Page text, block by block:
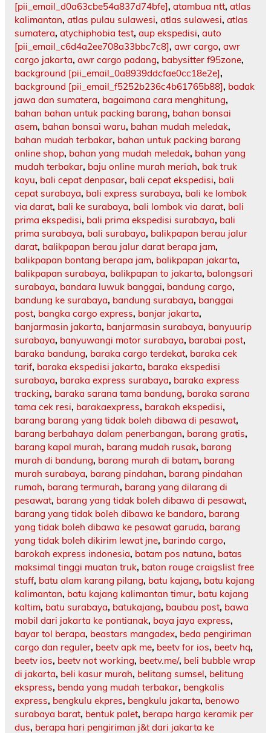
[pii_email_d0a63cbe54a837d74bfe], atambua ntt, atlas
kalimantan, atlas pulau sulawesi, atlas sulawesi, atlas
sumatera, atychiphobia test, aup ekspedisi, auto
[pii_email_c6d4a2ee708a33bbc7c8], awr cargo, awr
cargo jakarta, awr cargo padang, babysitter f95zone,
background [pii_email_0a8939ddcfae0cc18e2e],
background [pii_email_f5252b236c4b61765b88], badak
jawa dan sumatera, bagaimana cara menghitung,
bahan bahan untuk packing barang, bahan bonsai
asem, bahan bonsai waru, bahan mudah meledak,
bahan mudah terbakar, bahan untuk packing barang
online shop, bahan yang mudah meledak, bahan yang
mudah terbakar, baju online murah meriah, bak truk
kayu, bali cepat denpasar, bali cepat ekspedisi, bali
cepat surabaya, bali express surabaya, bali ke lombok
via darat, bali ke surabaya, bali lombok via darat, bali
prima ekspedisi, bali prima ekspedisi surabaya, bali
prima surabaya, bali surabaya, balikpapan berau jalur
darat, balikpapan berau jalur darat berapa jam,
balikpapan bontang berapa jam, balikpapan jakarta,
balikpapan surabaya, balikpapan to jakarta, balongsari
surabaya, bandara luwuk banggai, bandung cargo,
bandung ke surabaya, bandung surabaya, banggai
post, bangka cargo express, banjar jakarta,
banjarmasin jakarta, banjarmasin surabaya, banyuurip
surabaya, banyuwangi motor surabaya, barabai post,
baraka bandung, baraka cargo terdekat, baraka cek
tarif, baraka ekspedisi jakarta, baraka ekspedisi
surabaya, baraka express surabaya, baraka express
tracking, baraka sarana tama bandung, baraka sarana
tama cek resi, barakaexpress, barakah ekspedisi,
barang barang yang tidak boleh dibawa di pesawat,
barang berbahaya dalam penerbangan, barang gratis,
barang kapal murah, barang mudah rusak, barang
murah di bandung, barang murah di batam, barang
murah surabaya, barang pindahan, barang pindahan
rumah, barang termurah, barang yang dilarang di
pesawat, barang yang tidak boleh dibawa di pesawat,
barang yang tidak boleh dibawa ke bandara, barang
yang tidak boleh dibawa ke pesawat garuda, barang
yang tidak boleh dikirim lewat jne, barindo cargo,
barokah express indonesia, batam pos natuna, batas
maksimal tinggi muatan truk, baton rouge craigslist free
stuff, batu alam karang pilang, batu kajang, batu kajang
kalimantan, batu kajang kalimantan timur, batu kajang
kaltim, batu surabaya, batukajang, baubau post, bawa
mobil dari jakarta ke pontianak, baya jaya express,
bayar tol berapa, beastars mangadex, beda pengiriman
cargo dan reguler, beetv apk me, beetv for ios, beetv hq,
beetv ios, beetv not working, beetv.me/, beli bubble wrap
di jakarta, beli kasur murah, belitang sumsel, belitung
ekspress, benda yang mudah terbakar, bengkalis
express, bengkulu ekpres, bengkulu jakarta, benowo
surabaya barat, bentuk palet, berapa harga keramik per
dus, berapa hari pengiriman j&t dari jakarta ke